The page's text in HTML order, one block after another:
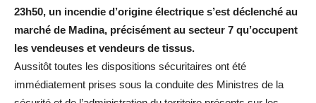
23h50, un incendie d’origine électrique s’est déclenché au
marché de Madina, précisément au secteur 7 qu’occupent
les vendeuses et vendeurs de tissus.
Aussitôt toutes les dispositions sécuritaires ont été
immédiatement prises sous la conduite des Ministres de la